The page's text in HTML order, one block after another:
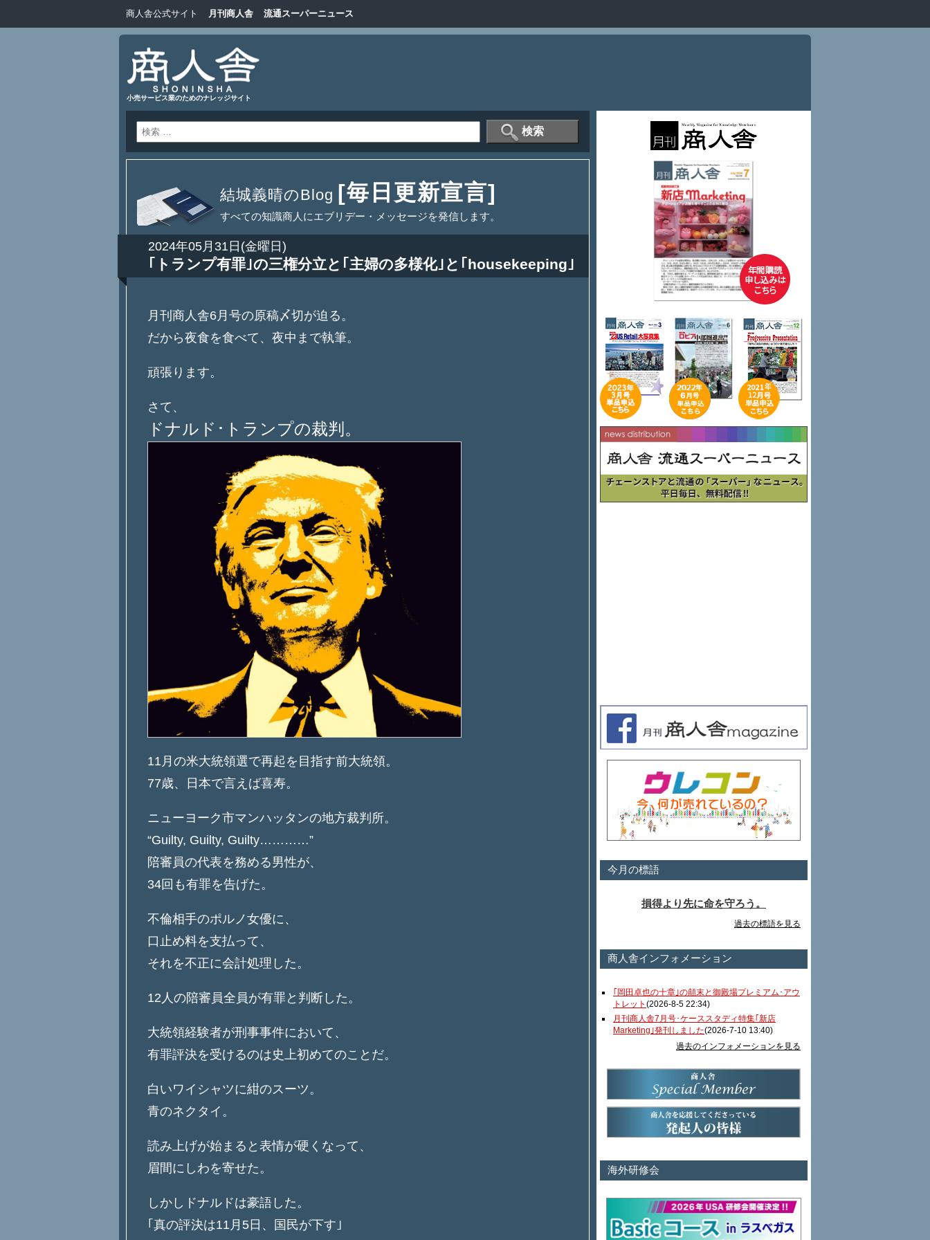
商人舎公式サイト 月刊商人舎 流通スーパーニュース
小売サービス業のためのナレッジサイト
結城義晴のBlog [毎日更新宣言]
すべての知識商人にエブリデー・メッセージを発信します。
2024年05月31日(金曜日)
｢トランプ有罪｣の三権分立と｢主婦の多様化｣と｢housekeeping｣
月刊商人舎6月号の原稿〆切が迫る。
だから夜食を食べて、夜中まで執筆。
頑張ります。
さて、
ドナルド･トランプの裁判。
11月の米大統領選で再起を目指す前大統領。
77歳、日本で言えば喜寿。
ニューヨーク市マンハッタンの地方裁判所。
“Guilty, Guilty, Guilty…………”
陪審員の代表を務める男性が、
34回も有罪を告げた。
不倫相手のポルノ女優に、
口止め料を支払って、
それを不正に会計処理した。
12人の陪審員全員が有罪と判断した。
大統領経験者が刑事事件において、
有罪評決を受けるのは史上初めてのことだ。
白いワイシャツに紺のスーツ。
青のネクタイ。
読み上げが始まると表情が硬くなって、
眉間にしわを寄せた。
しかしドナルドは豪語した。
｢真の評決は11月5日、国民が下す｣
今月の標語
損得より先に命を守ろう。
過去の標語を見る
商人舎インフォメーション
｢岡田卓也の十章｣の顛末と御殿場プレミアム･アウ
トレット (2026-8-5 22:34)
月刊商人舎7月号･ケーススタディ特集｢新店
Marketing｣発刊しました(2026-7-10 13:40)
過去のインフォメーションを見る
海外研修会